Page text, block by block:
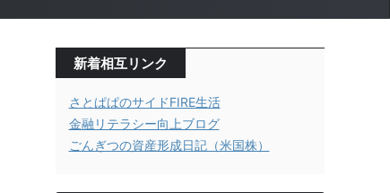
新着相互リンク
さとぱぱのサイドFIRE生活
金融リテラシー向上ブログ
ごんぎつの資産形成日記（米国株）